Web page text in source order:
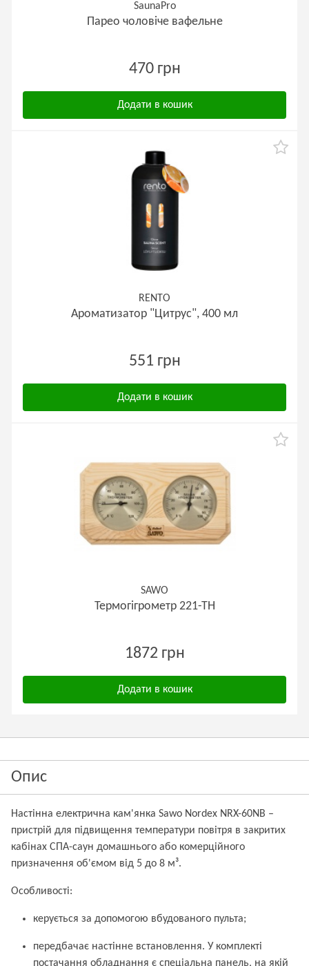
SaunaPro
Парео чоловіче вафельне
470 грн
Додати в кошик
RENTO
Ароматизатор "Цитрус", 400 мл
551 грн
Додати в кошик
SAWO
Термогігрометр 221-ТН
1872 грн
Додати в кошик
Опис
Настінна електрична кам'янка Sawo Nordex NRX-60NB –
пристрій для підвищення температури повітря в закритих
кабінах СПА-саун домашнього або комерційного
призначення об'ємом від 5 до 8 м³.
Особливості:
керується за допомогою вбудованого пульта;
передбачає настінне встановлення. У комплекті
постачання обладнання є спеціальна панель, на якій